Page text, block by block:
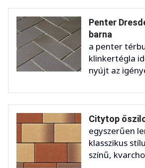
Penter
barna
a penter
klinkertégla
nyújt az
Citytop
egyszerűen
klasszikus
színű,